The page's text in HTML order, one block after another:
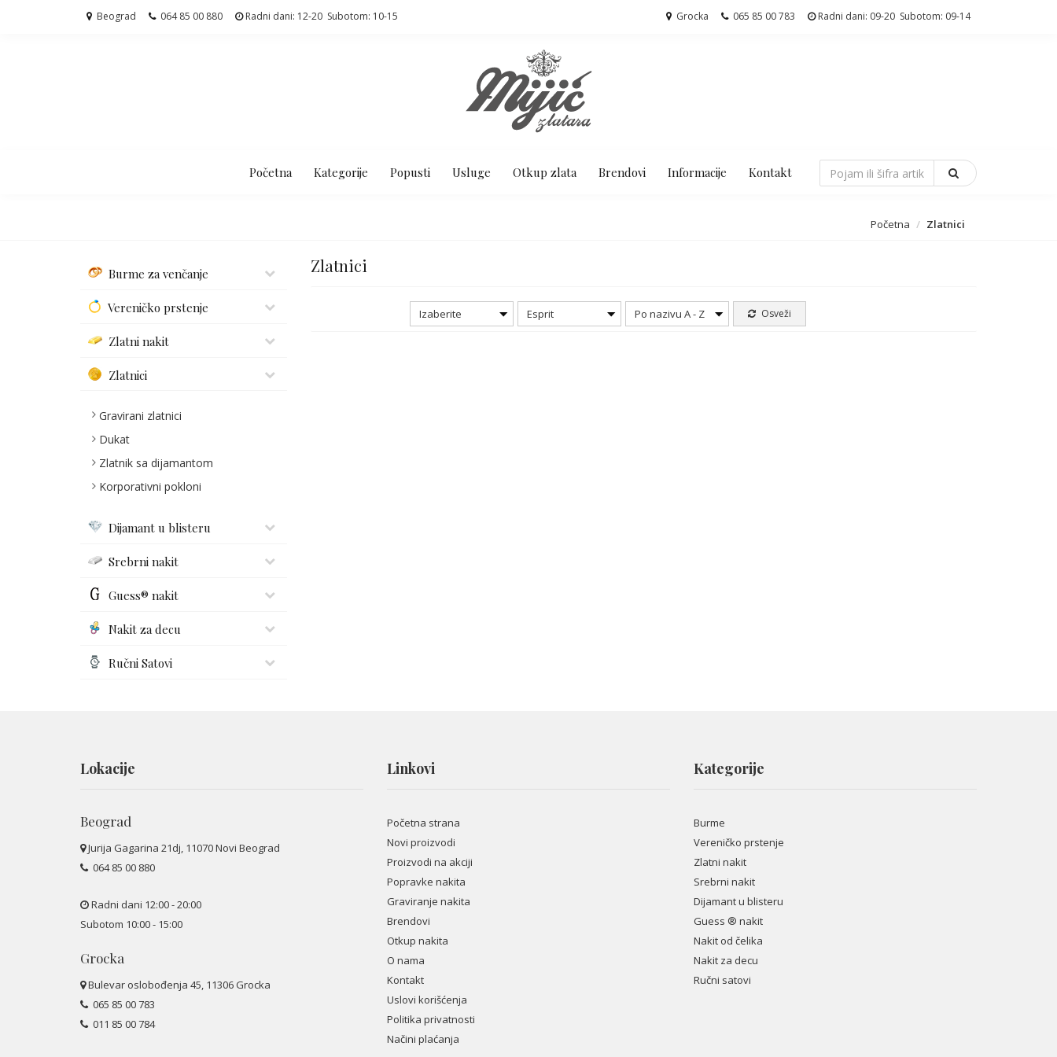
Beograd 064 85 00 880 Radni dani: 12-20 Subotom: 10-15 Grocka 065 85 00 783 Radni dani: 09-20 Subotom: 09-14
Početna Kategorije Popusti Usluge Otkup zlata Brendovi Informacije Kontakt
Početna Zlatnici
Burme za venčanje
Vereničko prstenje
Zlatni nakit
Zlatnici
Gravirani zlatnici
Dukat
Zlatnik sa dijamantom
Korporativni pokloni
Dijamant u blisteru
Srebrni nakit
Guess® nakit
Nakit za decu
Ručni Satovi
Zlatnici
Osveži
Po nazivu A - Z
Esprit
Izaberite
Lokacije
Beograd
Jurija Gagarina 21dj, 11070 Novi Beograd
064 85 00 880
Radni dani 12:00 - 20:00
Subotom 10:00 - 15:00
Grocka
Bulevar oslobođenja 45, 11306 Grocka
065 85 00 783
011 85 00 784
Linkovi
Početna strana
Novi proizvodi
Proizvodi na akciji
Popravke nakita
Graviranje nakita
Brendovi
Otkup nakita
O nama
Kontakt
Uslovi korišćenja
Politika privatnosti
Načini plaćanja
Kategorije
Burme
Vereničko prstenje
Zlatni nakit
Srebrni nakit
Dijamant u blisteru
Guess ® nakit
Nakit od čelika
Nakit za decu
Ručni satovi